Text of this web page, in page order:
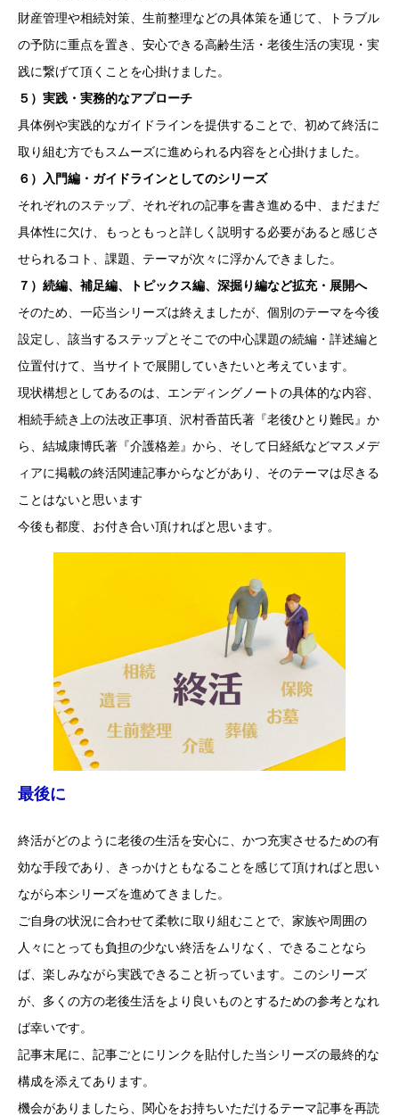
財産管理や相続対策、生前整理などの具体策を通じて、トラブル
の予防に重点を置き、安心できる高齢生活・老後生活の実現・実
践に繋げて頂くことを心掛けました。
５）実践・実務的なアプローチ
具体例や実践的なガイドラインを提供することで、初めて終活に
取り組む方でもスムーズに進められる内容をと心掛けました。
６）入門編・ガイドラインとしてのシリーズ
それぞれのステップ、それぞれの記事を書き進める中、まだまだ
具体性に欠け、もっともっと詳しく説明する必要があると感じさ
せられるコト、課題、テーマが次々に浮かんできました。
７）続編、補足編、トピックス編、深掘り編など拡充・展開へ
そのため、一応当シリーズは終えましたが、個別のテーマを今後
設定し、該当するステップとそこでの中心課題の続編・詳述編と
位置付けて、当サイトで展開していきたいと考えています。
現状構想としてあるのは、エンディングノートの具体的な内容、
相続手続き上の法改正事項、沢村香苗氏著『老後ひとり難民』か
ら、結城康博氏著『介護格差』から、そして日経紙などマスメデ
ィアに掲載の終活関連記事からなどがあり、そのテーマは尽きる
ことはないと思います
今後も都度、お付き合い頂ければと思います。
最後に
終活がどのように老後の生活を安心に、かつ充実させるための有
効な手段であり、きっかけともなることを感じて頂ければと思い
ながら本シリーズを進めてきました。
ご自身の状況に合わせて柔軟に取り組むことで、家族や周囲の
人々にとっても負担の少ない終活をムリなく、できることなら
ば、楽しみながら実践できること祈っています。このシリーズ
が、多くの方の老後生活をより良いものとするための参考となれ
ば幸いです。
記事末尾に、記事ごとにリンクを貼付した当シリーズの最終的な
構成を添えてあります。
機会がありましたら、関心をお持ちいただけるテーマ記事を再読